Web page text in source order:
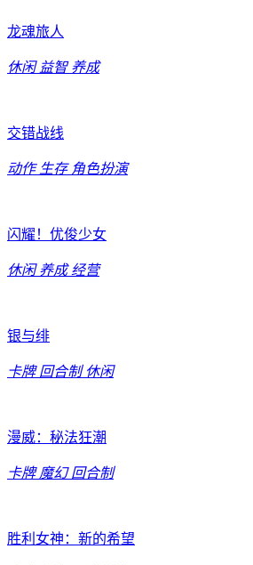
龙魂旅人
休闲 益智 养成
交错战线
动作 生存 角色扮演
闪耀！优俊少女
休闲 养成 经营
银与绯
卡牌 回合制 休闲
漫威：秘法狂潮
卡牌 魔幻 回合制
胜利女神：新的希望